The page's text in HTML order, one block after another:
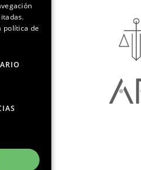
política de